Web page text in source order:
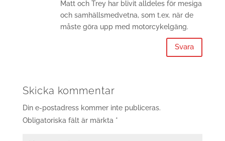
Matt och Trey har blivit alldeles för mesiga
och samhällsmedvetna, som t.ex. när de
måste göra upp med motorcykelgäng.
Svara
Skicka kommentar
Din e-postadress kommer inte publiceras.
Obligatoriska fält är märkta *